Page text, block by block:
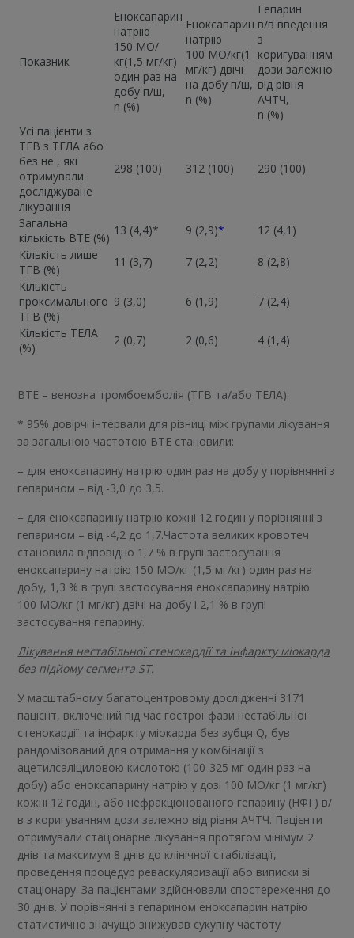
Показник
Еноксапарин
натрію
150 МО/
кг(1,5 мг/кг)
один раз на
добу п/ш,
n (%)
Еноксапарин
натрію
100 МО/кг(1
мг/кг) двічі
на добу п/ш,
n (%)
Гепарин
в/в введення
з
коригуванням
дози залежно
від рівня
АЧТЧ,
n (%)
Усі пацієнти з
ТГВ з ТЕЛА або
без неї, які
отримували
досліджуване
лікування
298 (100) 312 (100) 290 (100)
Загальна
кількість ВТЕ (%)
13 (4,4)* 9 (2,9)*
12 (4,1)
Кількість лише
ТГВ (%)
11 (3,7) 7 (2,2)
8 (2,8)
Кількість
проксимального
ТГВ (%)
9 (3,0) 6 (1,9) 7 (2,4)
Кількість ТЕЛА
(%)
2 (0,7) 2 (0,6) 4 (1,4)
ВТЕ – венозна тромбоемболія (ТГВ та/або ТЕЛА).
* 95% довірчі інтервали для різниці між групами лікування
за загальною частотою ВТЕ становили:
– для еноксапарину натрію один раз на добу у порівнянні з
гепарином – від -3,0 до 3,5.
– для еноксапарину натрію кожні 12 годин у порівнянні з
гепарином – від -4,2 до 1,7.Частота великих кровотеч
становила відповідно 1,7 % в групі застосування
еноксапарину натрію 150 МО/кг (1,5 мг/кг) один раз на
добу, 1,3 % в групі застосування еноксапарину натрію
100 МО/кг (1 мг/кг) двічі на добу і 2,1 % в групі
застосування гепарину.
Лікування нестабільної стенокардії та інфаркту міокарда
без підйому сегмента ST.
У масштабному багатоцентровому дослідженні 3171
пацієнт, включений під час гострої фази нестабільної
стенокардії та інфаркту міокарда без зубця Q, був
рандомізований для отримання у комбінації з
ацетилсаліциловою кислотою (100-325 мг один раз на
добу) або еноксапарину натрію у дозі 100 МО/кг (1 мг/кг)
кожні 12 годин, або нефракціонованого гепарину (НФГ) в/
в з коригуванням дози залежно від рівня АЧТЧ. Пацієнти
отримували стаціонарне лікування протягом мінімум 2
днів та максимум 8 днів до клінічної стабілізації,
проведення процедур реваскуляризації або виписки зі
стаціонару. За пацієнтами здійснювали спостереження до
30 днів. У порівнянні з гепарином еноксапарин натрію
статистично значущо знижував сукупну частоту